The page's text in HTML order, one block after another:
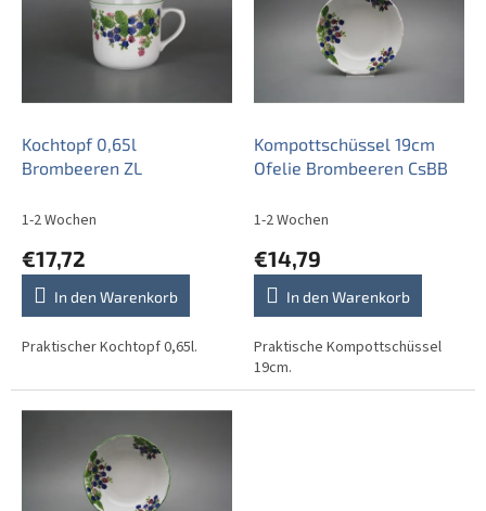
Kochtopf 0,65l
Brombeeren ZL
1-2 Wochen
€17,72
In den Warenkorb
Praktischer Kochtopf 0,65l.
Kompottschüssel 19cm
Ofelie Brombeeren CsBB
1-2 Wochen
€14,79
In den Warenkorb
Praktische Kompottschüssel
19cm.